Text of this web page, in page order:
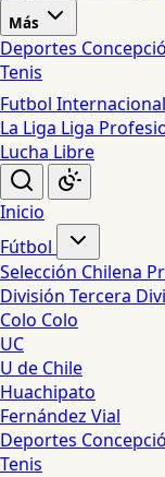
Más
Deportes
Tenis
Futbol Internacional
La Liga Liga
Lucha Libre
Inicio
Fútbol
Selección Chilena
División Tercera
Colo Colo
UC
U de Chile
Huachipato
Fernández Vial
Deportes
Tenis